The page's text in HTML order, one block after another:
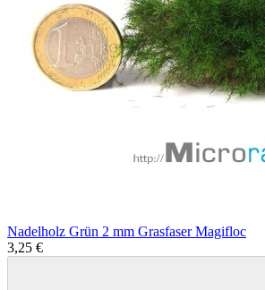
Nadelholz Grün 2 mm Grasfaser Magifloc
3,25 €